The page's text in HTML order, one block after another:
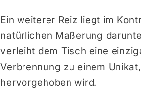
Ein weiterer Reiz liegt im
natürlichen Maßerung
verleiht dem Tisch eine
Verbrennung zu einem
hervorgehoben wird.